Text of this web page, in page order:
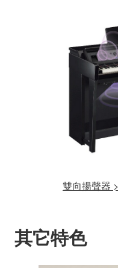
雙向揚聲器 >
其它特色